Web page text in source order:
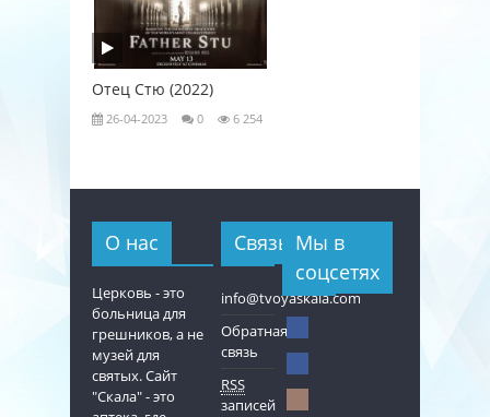
Отец Стю (2022)
26-04-2023 0 6 254
О нас
Церковь - это
больница для
грешников, а не
музей для
святых. Сайт
"Скала" - это
Связь
info@tvoyaskala.com
Обратная
связь
RSS
записей
Мы в
соцсетях